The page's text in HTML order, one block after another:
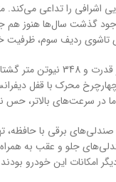
اشرافی را تداعی
گذشت سال‌ها هنوز
ظرفیت خودرو را به 7 نفر
محرک با قفل
صندلی‌های جلو و عقب به
امکانات این خودرو